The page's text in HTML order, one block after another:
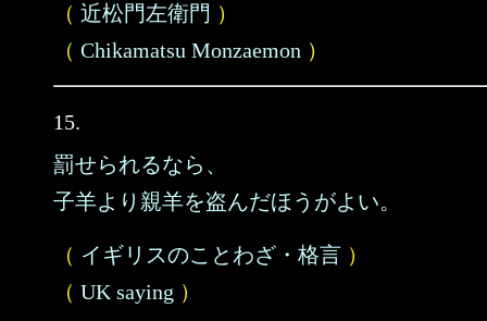
（ 近松門左衛門 ）
（ Chikamatsu Monzaemon ）
15.
罰せられるなら、
子羊より親羊を盗んだほうがよい。
（ イギリスのことわざ・格言 ）
（ UK saying ）